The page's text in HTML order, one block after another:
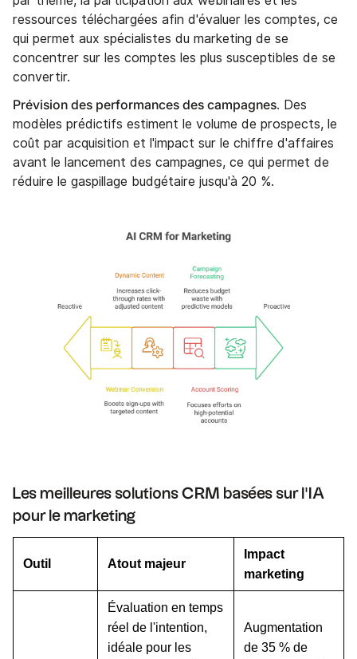
ressources téléchargées afin d'évaluer les comptes, ce
qui permet aux spécialistes du marketing de se
concentrer sur les comptes les plus susceptibles de se
convertir.
Prévision des performances des campagnes. Des
modèles prédictifs estiment le volume de prospects, le
coût par acquisition et l'impact sur le chiffre d'affaires
avant le lancement des campagnes, ce qui permet de
réduire le gaspillage budgétaire jusqu'à 20 %.
Les meilleures solutions CRM basées sur l'IA
pour le marketing
Outil Atout majeur
Impact
marketing
Évaluation en temps
réel de l'intention,
idéale pour les
Augmentation
de 35 % de